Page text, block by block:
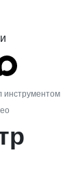
инструментом